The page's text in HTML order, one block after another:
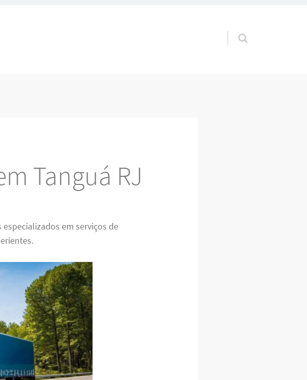
Pular para o conteúdo
Tanguá RJ
especializados em serviços de